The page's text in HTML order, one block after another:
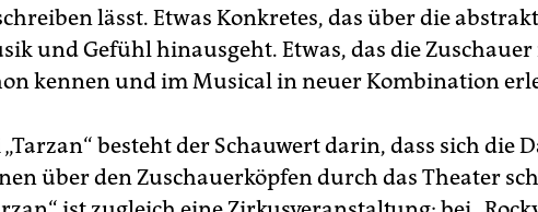
lässt. Etwas Konkretes, das über die
und Gefühl hinausgeht. Etwas, das die
kennen und im Musical in neuer Kombination
„Tarzan“ besteht der Schauwert darin, dass sich die
über den Zuschauerköpfen durch das Theater